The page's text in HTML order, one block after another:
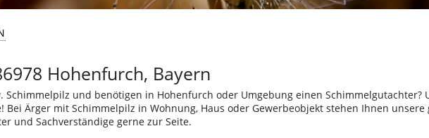
Hohenfurch, Bayern
Schimmelpilz und benötigen in Hohenfurch oder Umgebung einen Schimmelgutachter?
Ärger mit Schimmelpilz in Wohnung, Haus oder Gewerbeobjekt stehen Ihnen unsere
und Sachverständige gerne zur Seite.